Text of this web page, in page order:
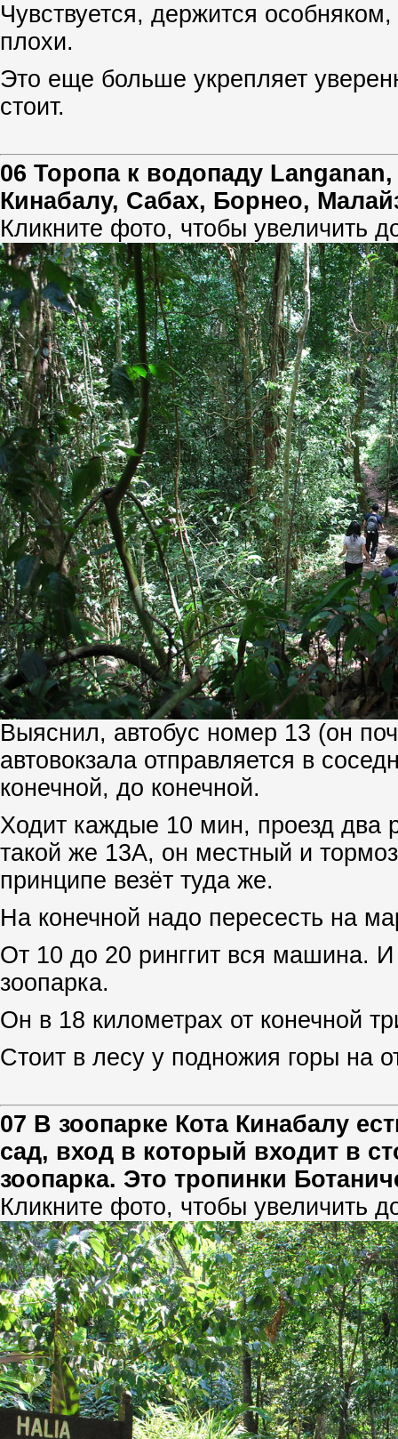
Чувствуется, держится
плохи.
Это еще больше укрепляет
стоит.
06 Торопа к водопаду
Кинабалу, Сабах, Борнео,
Кликните фото, чтобы увеличить
Выяснил, автобус номер 13 (он
автовокзала отправляется в
конечной, до конечной.
Ходит каждые 10 мин, проезд два
такой же 13А, он местный и
принципе везёт туда же.
На конечной надо пересесть на
От 10 до 20 ринггит вся машина. И
зоопарка.
Он в 18 километрах от конечной
Стоит в лесу у подножия горы на
07 В зоопарке Кота Кинабалу
сад, вход в который входит в
зоопарка. Это тропинки
Кликните фото, чтобы увеличить